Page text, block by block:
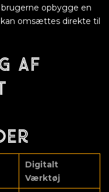
opbygge en
omsættes direkte til
af
Digitalt
Værktøj